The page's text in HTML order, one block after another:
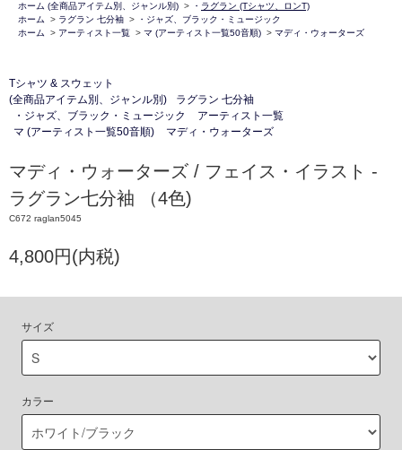
ホーム (全商品アイテム別、ジャンル別) > ・ ラグラン (Tシャツ、ロンT)
ホーム
> ラグラン 七分袖 >
・ジャズ、ブラック・ミュージック
ホーム
> アーティスト一覧 > マ (アーティスト一覧50音順) > マディ・ウォーターズ
Tシャツ & スウェット
(全商品アイテム別、ジャンル別)
ラグラン 七分袖
・ジャズ、ブラック・ミュージック
アーティスト一覧
マ (アーティスト一覧50音順)
マディ・ウォーターズ
マディ・ウォーターズ / フェイス・イラスト -
ラグラン七分袖 （4色)
C672 raglan5045
4,800円(内税)
サイズ
カラー